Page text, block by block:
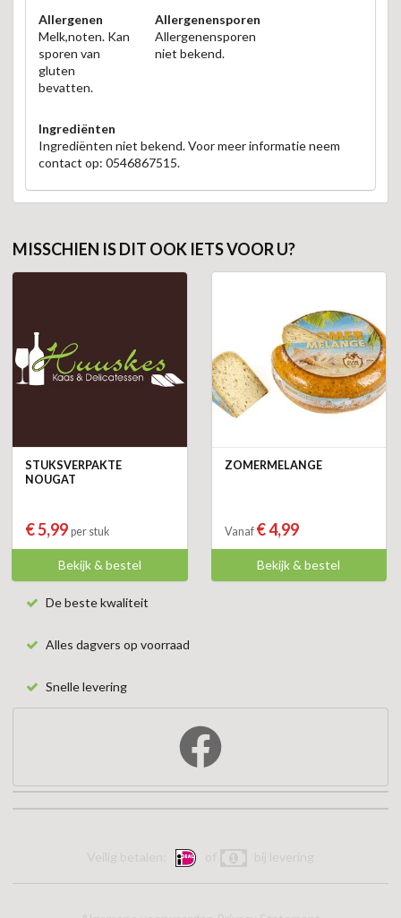
Allergenen
Melk,noten. Kan
sporen van
gluten
bevatten.
Allergenensporen
Allergenensporen
niet bekend.
Ingrediënten
Ingrediënten niet bekend. Voor meer informatie neem
contact op: 0546867515.
MISSCHIEN IS DIT OOK IETS VOOR U?
STUKSVERPAKTE
NOUGAT
€ 5,99 per stuk
Bekijk & bestel
ZOMERMELANGE
Vanaf € 4,99
Bekijk & bestel
De beste kwaliteit
Alles dagvers op voorraad
Snelle levering
Veilig betalen: of bij levering